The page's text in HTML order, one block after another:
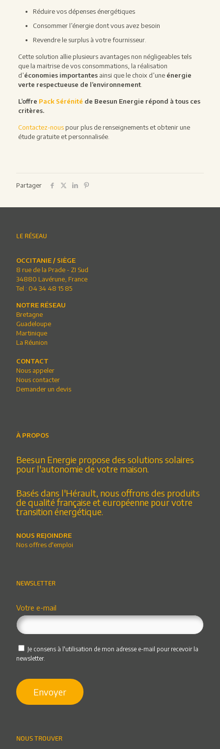
Réduire vos dépenses énergétiques
Consommer l’énergie dont vous avez besoin
Revendre le surplus à votre fournisseur.
Cette solution allie plusieurs avantages non négligeables tels
que la maitrise de vos consommations, la réalisation
d’économies importantesainsi que le choix d’uneénergie
verte respectueuse de l’environnement.
L’offre Pack Sérénité de Beesun Energie répond à tous ces
critères.
Contactez-nouspour plus de renseignements et obtenir une
étude gratuite et personnalisée.
Partager
LE RÉSEAU
OCCITANIE / SIÈGE
8 rue de la Prade - ZI Sud
34880 Lavérune, France
Tel : 04 34 48 15 85
NOTRE RÉSEAU
Bretagne
Guadeloupe
Martinique
La Réunion
CONTACT
Nous appeler
Nous contacter
Demander un devis
À PROPOS
Beesun Energie propose des solutions solaires
pour l'autonomie de votre maison.
Basés dans l'Hérault, nous offrons des produits
de qualité française et européenne pour votre
transition énergétique.
NOUS REJOINDRE
Nos offres d'emploi
NEWSLETTER
Votre e-mail
Je consens à l'utilisation de mon adresse e-mail pour recevoir la
newsletter.
NOUS TROUVER